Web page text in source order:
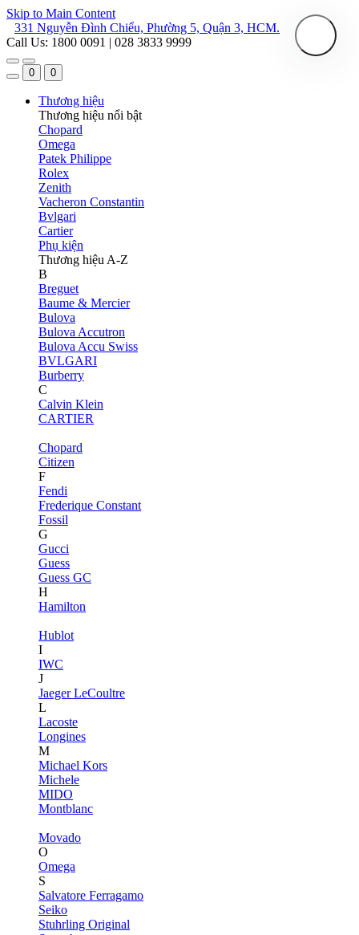
Skip to Main Content
331 Nguyễn Đình Chiểu, Phường 5, Quận 3, HCM.
Call Us: 1800 0091 | 028 3833 9999
0 0
Thương hiệu
Thương hiệu nổi bật
Chopard
Omega
Patek Philippe
Rolex
Zenith
Vacheron Constantin
Bvlgari
Cartier
Phụ kiện
Thương hiệu A-Z
B
Breguet
Baume & Mercier
Bulova
Bulova Accutron
Bulova Accu Swiss
BVLGARI
Burberry
C
Calvin Klein
CARTIER
Chopard
Citizen
F
Fendi
Frederique Constant
Fossil
G
Gucci
Guess
Guess GC
H
Hamilton
Hublot
I
IWC
J
Jaeger LeCoultre
L
Lacoste
Longines
M
Michael Kors
Michele
MIDO
Montblanc
Movado
O
Omega
S
Salvatore Ferragamo
Seiko
Stuhrling Original